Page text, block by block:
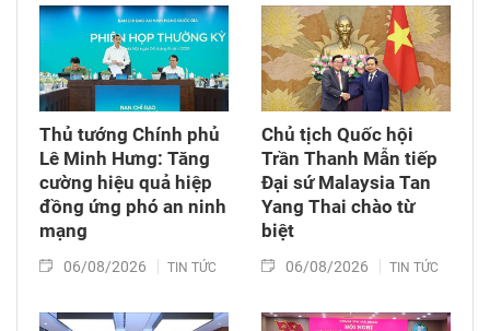
Thủ tướng Chính phủ
Lê Minh Hưng: Tăng
cường hiệu quả hiệp
đồng ứng phó an ninh
mạng
06/08/2026 TIN TỨC
Chủ tịch Quốc hội
Trần Thanh Mẫn tiếp
Đại sứ Malaysia Tan
Yang Thai chào từ
biệt
06/08/2026 TIN TỨC